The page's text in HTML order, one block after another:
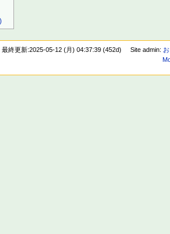
最終更新:2025-05-12 (月) 04:37:39 (452d) Site admin: